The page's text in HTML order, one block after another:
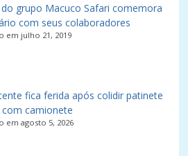
grupo Macuco Safari comemora
com seus colaboradores
em julho 21, 2019
fica ferida após colidir patinete
camionete
em agosto 5, 2026